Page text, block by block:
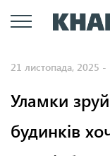
21 листопада, 2025 -
Уламки
будинків